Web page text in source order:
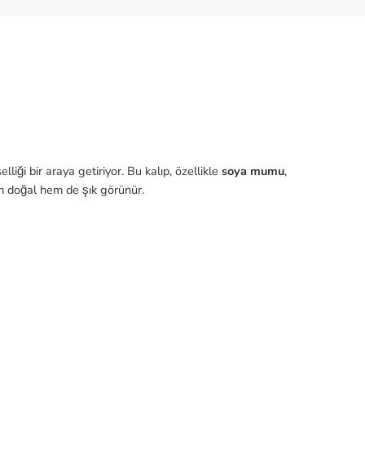
bir araya getiriyor. Bu kalıp, özellikle soya mumu,
hem de şık görünür.